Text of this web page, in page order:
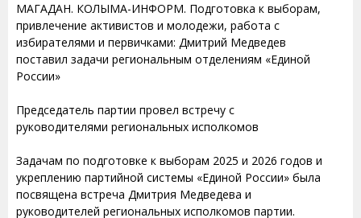
МАГАДАН. КОЛЫМА-ИНФОРМ. Подготовка к выборам,
привлечение активистов и молодежи, работа с
избирателями и первичками: Дмитрий Медведев
поставил задачи региональным отделениям «Единой
России»
Председатель партии провел встречу с
руководителями региональных исполкомов
Задачам по подготовке к выборам 2025 и 2026 годов и
укреплению партийной системы «Единой России» была
посвящена встреча Дмитрия Медведева и
руководителей региональных исполкомов партии.